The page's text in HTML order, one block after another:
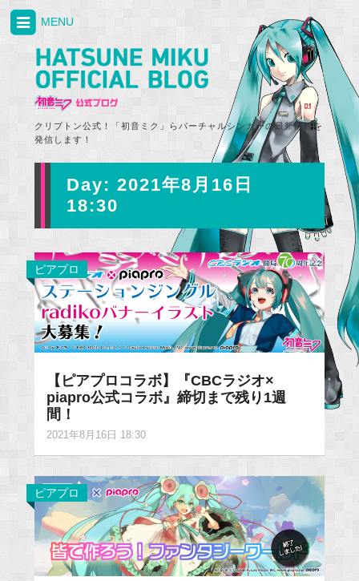
クリプトン公式！「初音ミク」らバーチャルシンガーの最新情報を
発信します！
MENU
Day: 2021年8月16日
18:30
ピアプロ
【ピアプロコラボ】『CBCラジオ×
piapro公式コラボ』締切まで残り1週
間！
2021年8月16日 18:30
ピアプロ